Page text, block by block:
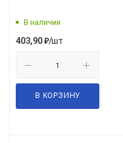
В наличии
403,90₽/шт
В КОРЗИНУ